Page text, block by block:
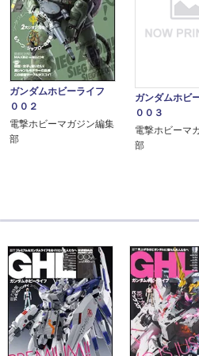
ガンダムホビーライフ
００２
電撃ホビーマガジン編集
部
ガンダムホ
００３
電撃ホビーマ
部